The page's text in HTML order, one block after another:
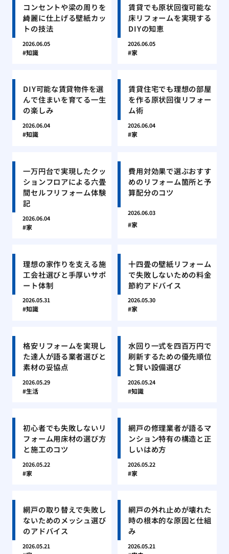
コンセントや梁の周りを
綺麗に仕上げる壁紙カッ
トの技法
2026.06.05
知識
賃貸でも原状回復可能な
床リフォームを実現する
DIYの知恵
2026.06.05
家
DIY可能な賃貸物件を選
んで住まいを育てる一生
の楽しみ
2026.06.04
知識
賃貸住宅でも理想の部屋
を作る原状回復リフォー
ム術
2026.06.04
家
一万円台で実現したクッ
ションフロアによる六畳
間セルフリフォーム体験
記
2026.06.04
家
費用対効果で選ぶおすす
めのリフォーム箇所と予
算配分のコツ
2026.06.03
家
理想の家作りを支える施
工会社選びと手厚いサポ
ート体制
2026.05.31
知識
十四畳の壁紙リフォーム
で失敗しないための料金
節約アドバイス
2026.05.30
家
格安リフォームを実現し
た達人が語る業者選びと
素材の妥協点
2026.05.29
生活
水回り一式を四百万円で
刷新するための優先順位
と賢い設備選び
2026.05.24
知識
初心者でも失敗しないリ
フォーム用床材の選び方
と施工のコツ
2026.05.22
家
網戸の修理業者が語るマ
ンション特有の構造と正
しいはめ方
2026.05.22
家
網戸の取り替えで失敗し
ないためのメッシュ選び
のアドバイス
2026.05.21
網戸の外れ止めが壊れた
時の根本的な原因と仕組
み
2026.05.21